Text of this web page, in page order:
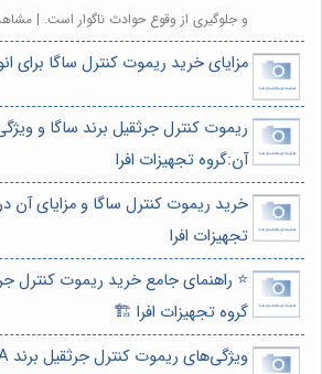
و جلوگیری از وقوع حوادث ناگوار است. |
مزایای خرید ریموت کنترل ساگا برای
ریموت کنترل جرثقیل برند ساگا و
آن:گروه تجهیزات افرا
خرید ریموت کنترل ساگا و مزایای آن
تجهیزات افرا
⭐️ راهنمای جامع خرید ریموت کنترل
گروه تجهیزات افرا 🏗️